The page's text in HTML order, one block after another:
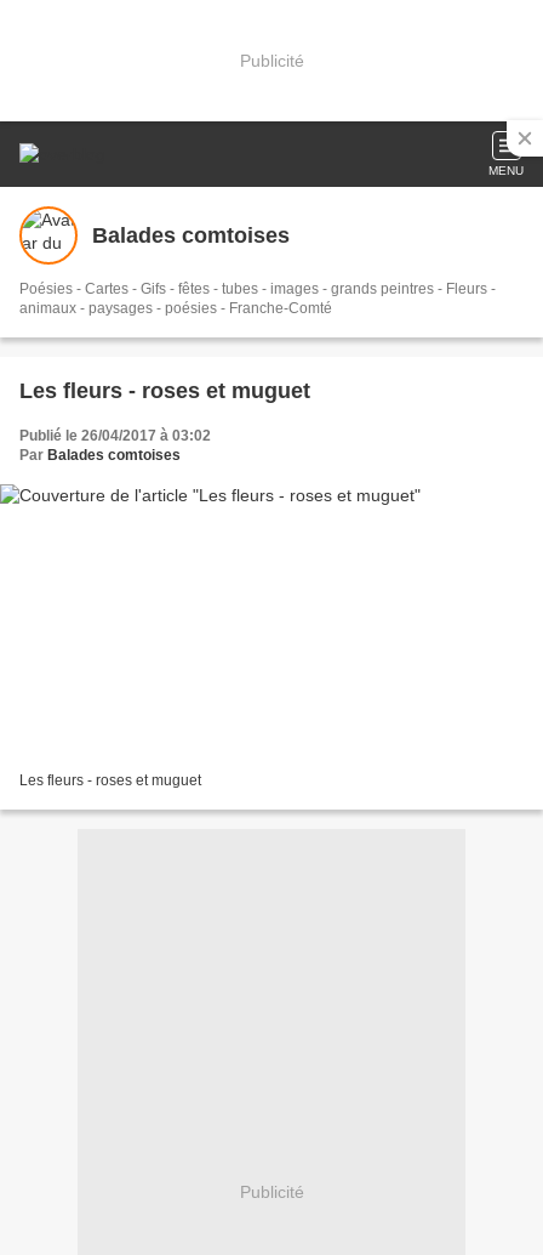
Publicité
MENU
Balades comtoises
Poésies - Cartes - Gifs - fêtes - tubes - images - grands peintres - Fleurs -
animaux - paysages - poésies - Franche-Comté
Les fleurs - roses et muguet
Publié le 26/04/2017 à 03:02
Par Balades comtoises
Les fleurs - roses et muguet
Publicité